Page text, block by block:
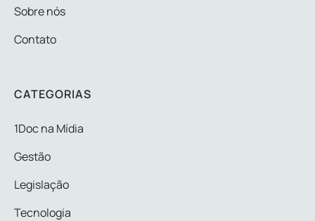
Sobre nós
Contato
CATEGORIAS
1Doc na Mídia
Gestão
Legislação
Tecnologia